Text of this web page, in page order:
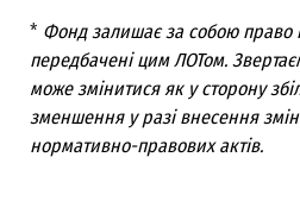
* Фонд залишає за собою право
передбачені цим ЛОТом.
може змінитися як у сторону
зменшення у разі внесення
нормативно-правових актів.